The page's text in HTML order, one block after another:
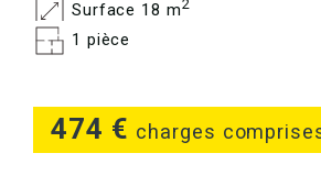
474 € charges
Surface 18 m2
1 pièce